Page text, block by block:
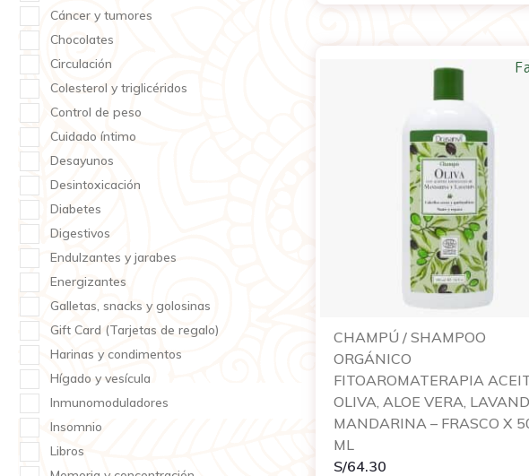
Cáncer y tumores
Chocolates
Circulación
Colesterol y triglicéridos
Control de peso
Cuidado íntimo
Desayunos
Desintoxicación
Diabetes
Digestivos
Endulzantes y jarabes
Energizantes
Galletas, snacks y golosinas
Gift Card (Tarjetas de regalo)
Harinas y condimentos
Hígado y vesícula
Inmunomoduladores
Insomnio
Libros
CHAMPÚ / SHAMPOO
ORGÁNICO
FITOAROMATERAPIA
OLIVA, ALOE VERA,
MANDARINA – FRASCO X
ML
S/64.30